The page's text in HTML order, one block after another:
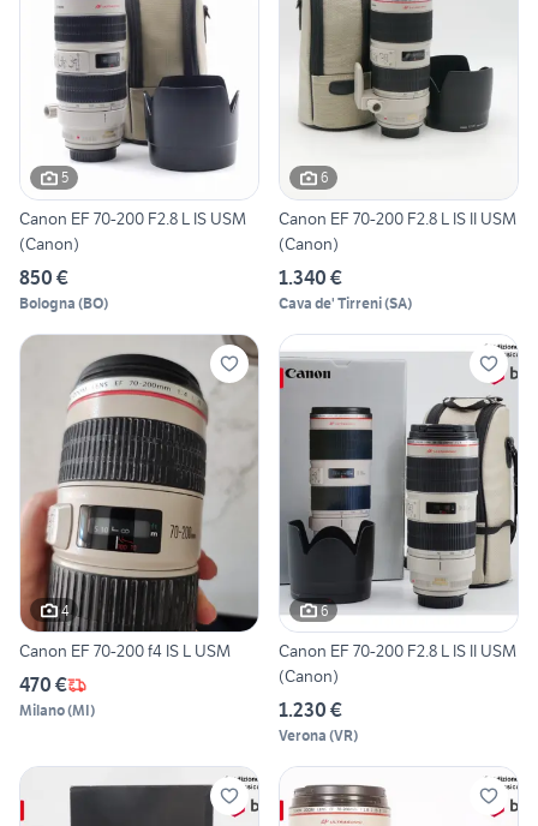
5
Canon EF 70-200 F2.8 L IS USM
(Canon)
850 €
Bologna (BO)
6
Canon EF 70-200 F2.8 L IS II USM
(Canon)
1.340 €
Cava de' Tirreni(SA)
4
Canon EF 70-200 f4 IS L USM
470 €
Milano(MI)
6
Canon EF 70-200 F2.8 L IS II USM
(Canon)
1.230 €
Verona (VR)